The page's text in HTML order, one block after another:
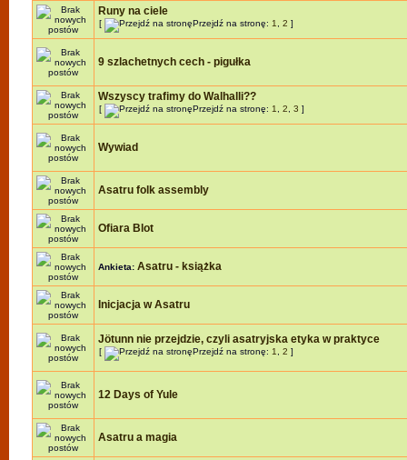
Runy na ciele
[ Przejdź na stronę: 1 2 ]
9 szlachetnych cech - pigułka
Wszyscy trafimy do Walhalli??
[ Przejdź na stronę: 1 2 3 ]
Wywiad
Asatru folk assembly
Ofiara Blot
Ankieta: Asatru - książka
Inicjacja w Asatru
Jötunn nie przejdzie, czyli asatryjska etyka w praktyce
[ Przejdź na stronę: 1 2 ]
12 Days of Yule
Asatru a magia